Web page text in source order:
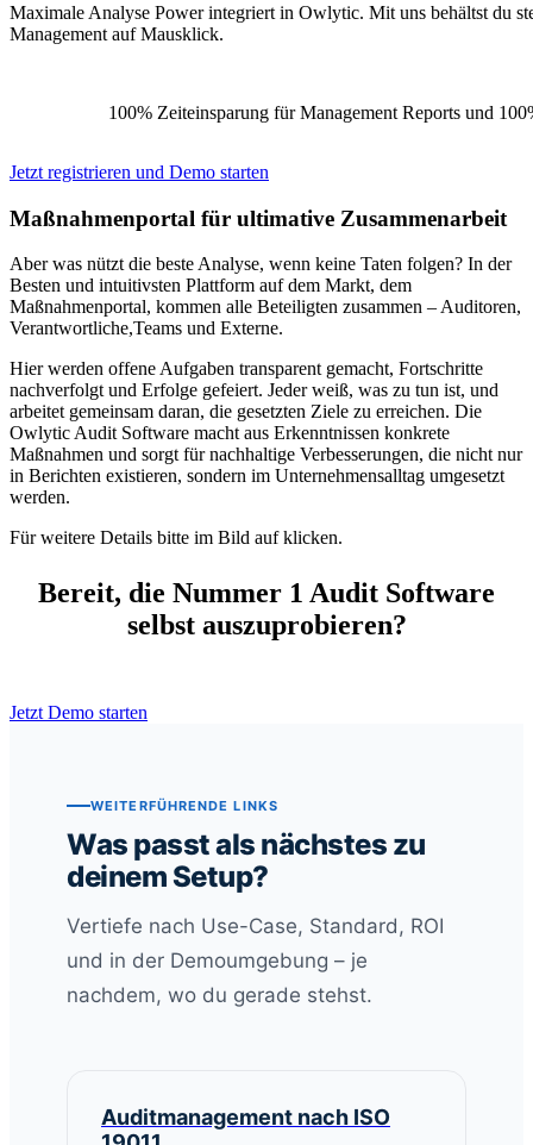
Maximale Analyse Power integriert in Owlytic. Mit uns behältst du
Management auf Mausklick.
100% Zeiteinsparung für Management Reports und
Jetzt registrieren und Demo starten
Maßnahmenportal für ultimative Zusammenarbeit
Aber was nützt die beste Analyse, wenn keine Taten folgen? In der
Besten und intuitivsten Plattform auf dem Markt, dem
Maßnahmenportal, kommen alle Beteiligten zusammen – Auditoren,
Verantwortliche,Teams und Externe.
Hier werden offene Aufgaben transparent gemacht, Fortschritte
nachverfolgt und Erfolge gefeiert. Jeder weiß, was zu tun ist, und
arbeitet gemeinsam daran, die gesetzten Ziele zu erreichen. Die
Owlytic Audit Software macht aus Erkenntnissen konkrete
Maßnahmen und sorgt für nachhaltige Verbesserungen, die nicht nur
in Berichten existieren, sondern im Unternehmensalltag umgesetzt
werden.
Für weitere Details bitte im Bild aufklicken.
Bereit, die Nummer 1 Audit Software
selbst auszuprobieren?
Jetzt Demo starten
WEITERFÜHRENDE LINKS
Was passt als nächstes zu
deinem Setup?
Vertiefe nach Use-Case, Standard, ROI
und in der Demoumgebung – je
nachdem, wo du gerade stehst.
Auditmanagement nach ISO